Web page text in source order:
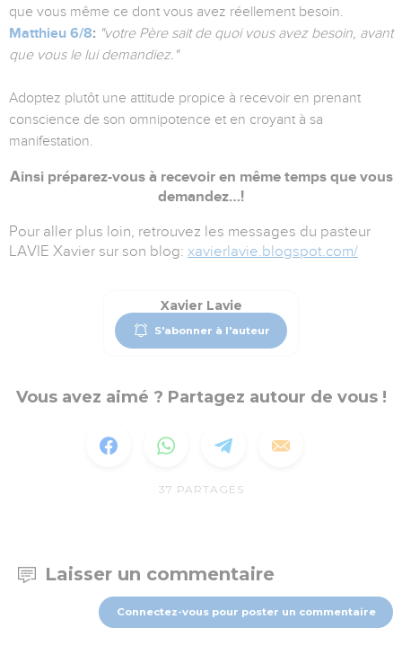
que vous même ce dont vous avez réellement besoin.
Matthieu 6/8: "votre Père sait de quoi vous avez besoin, avant
que vous le lui demandiez."
Adoptez plutôt une attitude propice à recevoir en prenant
conscience de son omnipotence et en croyant à sa
manifestation.
Ainsi préparez-vous à recevoir en même temps que vous
demandez…!
Pour aller plus loin, retrouvez les messages du pasteur
LAVIE Xavier sur son blog: xavierlavie.blogspot.com/
Xavier Lavie
S'abonner à l'auteur
Vous avez aimé ? Partagez autour de vous !
37 PARTAGES
Laisser un commentaire
Connectez-vous pour poster un commentaire